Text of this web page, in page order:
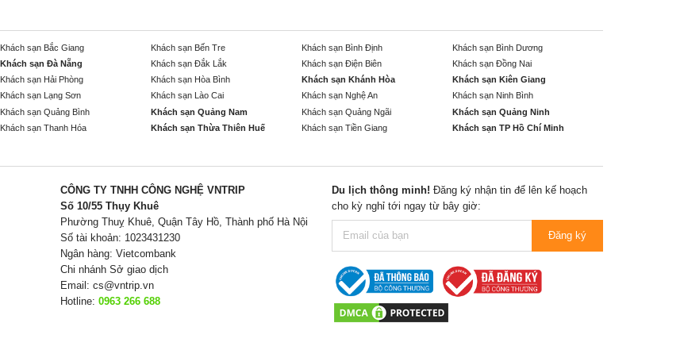
Khách sạn Bắc Giang Khách sạn Bến Tre Khách sạn Bình Định
Khách sạn Bình Dương
Khách sạn Đà Nẵng Khách sạn Đắk Lắk Khách sạn Điện Biên
Khách sạn Đồng Nai
Khách sạn Hải Phòng Khách sạn Hòa Bình Khách sạn Khánh Hòa
Khách sạn Kiên Giang
Khách sạn Lạng Sơn Khách sạn Lào Cai Khách sạn Nghệ An
Khách sạn Ninh Bình
Khách sạn Quảng Bình Khách sạn Quảng Nam Khách sạn Quảng Ngãi
Khách sạn Quảng Ninh
Khách sạn Thanh Hóa Khách sạn Thừa Thiên Huế Khách sạn Tiền Giang
Khách sạn TP Hồ Chí Minh
CÔNG TY TNHH CÔNG NGHỆ VNTRIP
Số 10/55 Thụy Khuê
Phường Thuỵ Khuê, Quận Tây Hồ, Thành phố Hà Nội
Số tài khoản: 1023431230
Ngân hàng: Vietcombank
Chi nhánh Sở giao dịch
Email: cs@vntrip.vn
Hotline: 0963 266 688
Du lịch thông minh! Đăng ký nhận tin để lên kế hoạch
cho kỳ nghỉ tới ngay từ bây giờ:
Đăng ký